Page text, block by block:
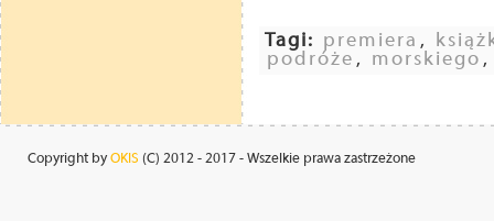
Tagi: premiera ,
podróże , morskiego
Copyright by OKIS (C) 2012 - 2017 - Wszelkie prawa zastrzeżone